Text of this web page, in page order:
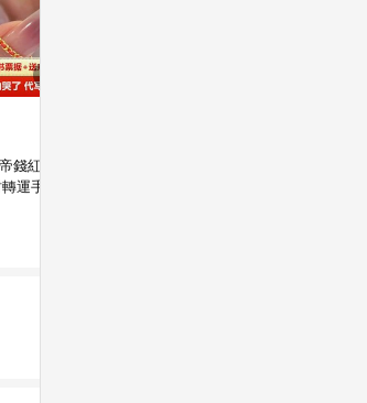
錢紅繩
運手繩